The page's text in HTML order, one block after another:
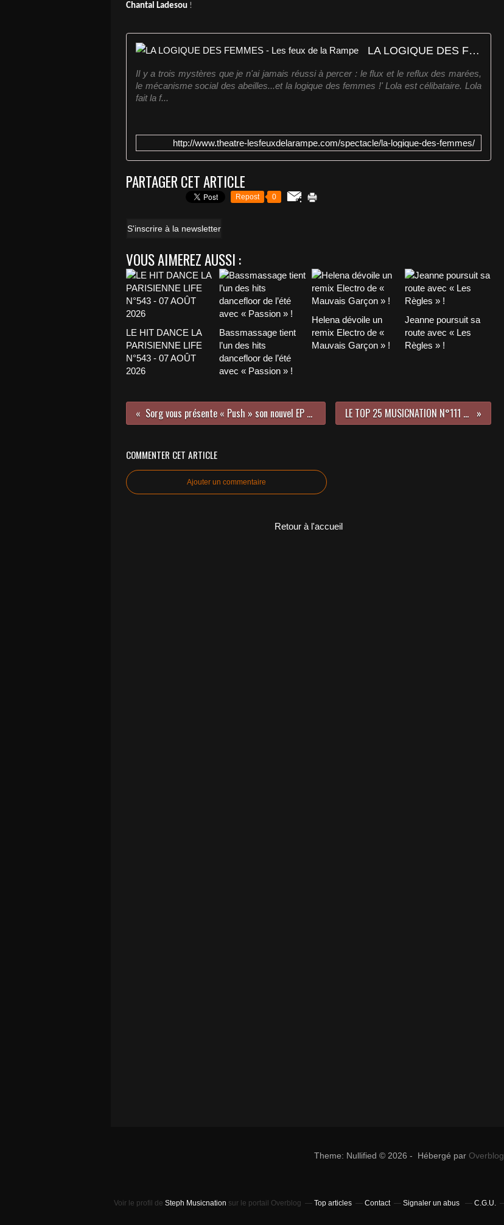
Chantal Ladesou !
LA LOGIQUE DES FEMMES - Les feux de la Rampe
Il y a trois mystères que je n'ai jamais réussi à percer : le flux et le reflux des marées,
le mécanisme social des abeilles...et la logique des femmes !' Lola est célibataire. Lola
fait la f...
http://www.theatre-lesfeuxdelarampe.com/spectacle/la-logique-des-femmes/
PARTAGER CET ARTICLE
Repost 0
S'inscrire à la newsletter
VOUS AIMEREZ AUSSI :
LE HIT DANCE LA
PARISIENNE LIFE
N°543 - 07 AOÛT
2026
Bassmassage tient
l’un des hits
dancefloor de l’été
avec « Passion » !
Helena dévoile un
remix Electro de «
Mauvais Garçon » !
Jeanne poursuit sa
route avec « Les
Règles » !
Sorg vous présente « Push » son nouvel EP et ses projets à venir ! LE TOP 25 MUSICNATION N°111 - 23 JUILLET 2017
COMMENTER CET ARTICLE
Ajouter un commentaire
Retour à l'accueil
Theme: Nullified © 2026 - Hébergé par Overblog
Voir le profil de Steph Musicnation sur le portail Overblog Top articles Contact Signaler un abus C.G.U.